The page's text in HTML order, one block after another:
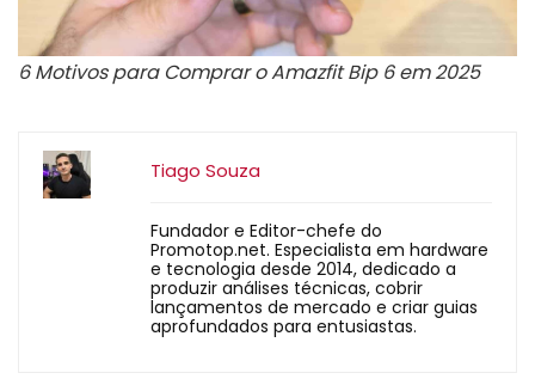
6 Motivos para Comprar o Amazfit Bip 6 em 2025
Tiago Souza
Fundador e Editor-chefe do
Promotop.net. Especialista em hardware
e tecnologia desde 2014, dedicado a
produzir análises técnicas, cobrir
lançamentos de mercado e criar guias
aprofundados para entusiastas.